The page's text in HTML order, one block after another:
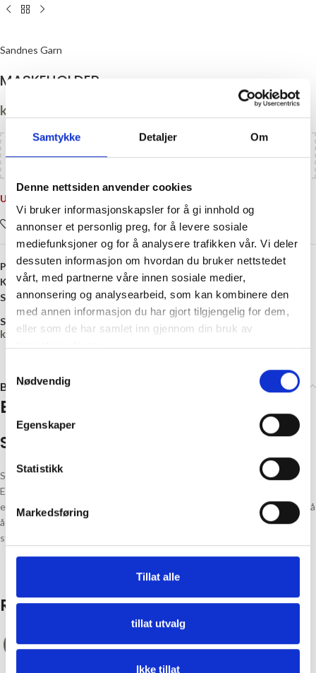
Samtykke Detaljer Om
Denne nettsiden anvender cookies
Vi bruker informasjonskapsler for å gi innhold og
annonser et personlig preg, for å levere sosiale
mediefunksjoner og for å analysere trafikken vår. Vi deler
dessuten informasjon om hvordan du bruker nettstedet
vårt, med partnerne våre innen sosiale medier,
annonsering og analysearbeid, som kan kombinere den
med annen informasjon du har gjort tilgjengelig for dem,
eller som de har samlet inn gjennom din bruk av
tjenestene deres.
Nødvendig
Egenskaper
Statistikk
Markedsføring
Tillat alle
tillat utvalg
Ikke tillat
Sandnes Garn
MASKEHOLDER
kr
Legg tilkr1100,00i handlekurven og få gratis frakt!
Utsolgt
Legg i ønskelisten
Produktnummer:9069130
Kategori: Maskeholder
Stikkord:Maskeholder,Verktøy
Share:
kr 0,00
Brand
Brand
Sandnes Garn
Sandnes Garn er den største produsenten av håndstrikkegarn i Nord-
Europa, utstyrt med et av verdens mest moderne spinnerier i en av de
eldste fabrikkene i Norge som fremdeles produserer. Alle som er med på
å skape garnet, dyr og mennesker, blir ivaretatt på beste måte, etter
strenge velferdsstandarder og allmenne krav og trivsel – og hygge.
Relaterte produkter
-50%